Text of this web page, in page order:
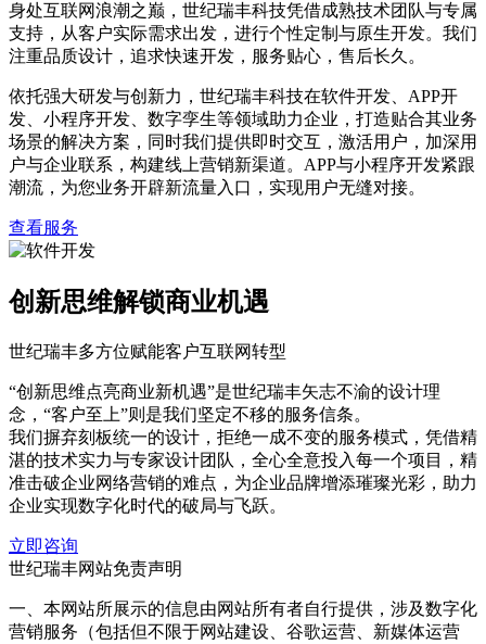
身处互联网浪潮之巅，世纪瑞丰科技凭借成熟技术团队与专属
支持，从客户实际需求出发，进行个性定制与原生开发。我们
注重品质设计，追求快速开发，服务贴心，售后长久。
依托强大研发与创新力，世纪瑞丰科技在软件开发、APP开
发、小程序开发、数字孪生等领域助力企业，打造贴合其业务
场景的解决方案，同时我们提供即时交互，激活用户，加深用
户与企业联系，构建线上营销新渠道。APP与小程序开发紧跟
潮流，为您业务开辟新流量入口，实现用户无缝对接。
查看服务
创新思维解锁商业机遇
世纪瑞丰多方位赋能客户互联网转型
“创新思维点亮商业新机遇”是世纪瑞丰矢志不渝的设计理
念，“客户至上”则是我们坚定不移的服务信条。
我们摒弃刻板统一的设计，拒绝一成不变的服务模式，凭借精
湛的技术实力与专家设计团队，全心全意投入每一个项目，精
准击破企业网络营销的难点，为企业品牌增添璀璨光彩，助力
企业实现数字化时代的破局与飞跃。
立即咨询
世纪瑞丰网站免责声明
一、本网站所展示的信息由网站所有者自行提供，涉及数字化
营销服务（包括但不限于网站建设、谷歌运营、新媒体运营